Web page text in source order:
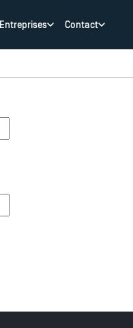
Entreprises Contact